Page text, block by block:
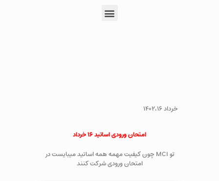
خرداد ۱۴۰۲،۱۶
امتحان ورودی اساتید ۱۶ خرداد
تو MCI چون کیفیت مهمه همه اساتید میبایست در
امتحان ورودی شرکت کنند